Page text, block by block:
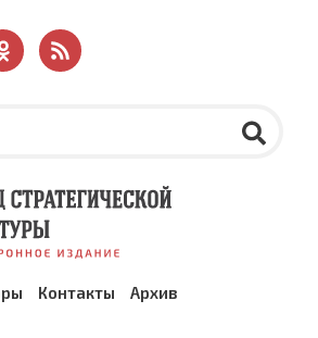
Контакты Архив